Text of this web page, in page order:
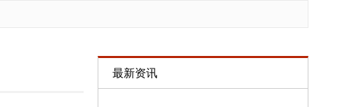
最新资讯